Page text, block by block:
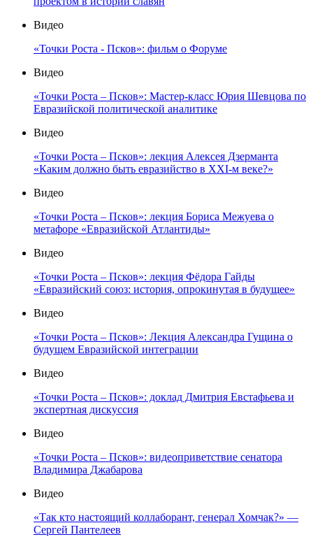
Видео
«Точки Роста - Псков»: фильм о Форуме
Видео
«Точки Роста – Псков»: Мастер-класс Юрия Шевцова по
Евразийской политической аналитике
Видео
«Точки Роста – Псков»: лекция Алексея Дзерманта
«Каким должно быть евразийство в XXI-м веке?»
Видео
«Точки Роста – Псков»: лекция Бориса Межуева о
метафоре «Евразийской Атлантиды»
Видео
«Точки Роста – Псков»: лекция Фёдора Гайды
«Евразийский союз: история, опрокинутая в будущее»
Видео
«Точки Роста – Псков»: Лекция Александра Гущина о
будущем Евразийской интеграции
Видео
«Точки Роста – Псков»: доклад Дмитрия Евстафьева и
экспертная дискуссия
Видео
«Точки Роста – Псков»: видеоприветствие сенатора
Владимира Джабарова
Видео
«Так кто настоящий коллаборант, генерал Хомчак?» —
Сергей Пантелеев